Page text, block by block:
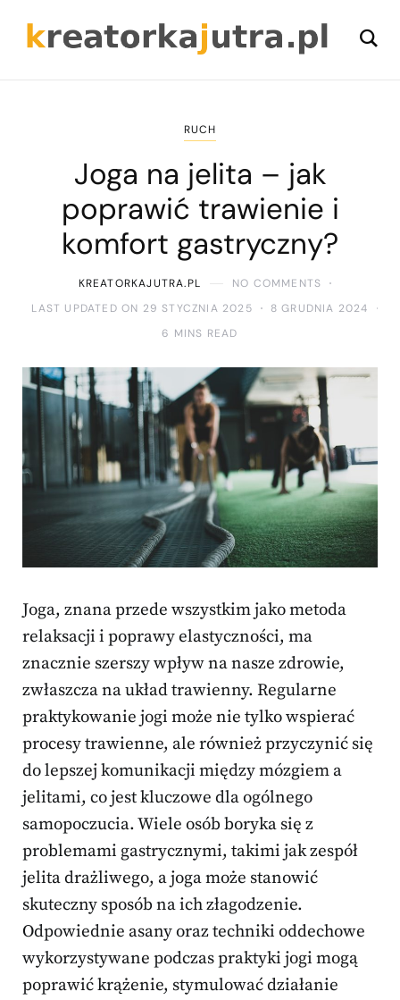
RUCH
Joga na jelita – jak
poprawić trawienie i
komfort gastryczny?
KREATORKAJUTRA.PL
NO COMMENTS
LAST UPDATED ON 29 STYCZNIA 2025
8 GRUDNIA 2024
6 MINS READ
Joga, znana przede wszystkim jako metoda
relaksacji i poprawy elastyczności, ma
znacznie szerszy wpływ na nasze zdrowie,
zwłaszcza na układ trawienny. Regularne
praktykowanie jogi może nie tylko wspierać
procesy trawienne, ale również przyczynić się
do lepszej komunikacji między mózgiem a
jelitami, co jest kluczowe dla ogólnego
samopoczucia. Wiele osób boryka się z
problemami gastrycznymi, takimi jak zespół
jelita drażliwego, a joga może stanowić
skuteczny sposób na ich złagodzenie.
Odpowiednie asany oraz techniki oddechowe
wykorzystywane podczas praktyki jogi mogą
poprawić krążenie, stymulować działanie